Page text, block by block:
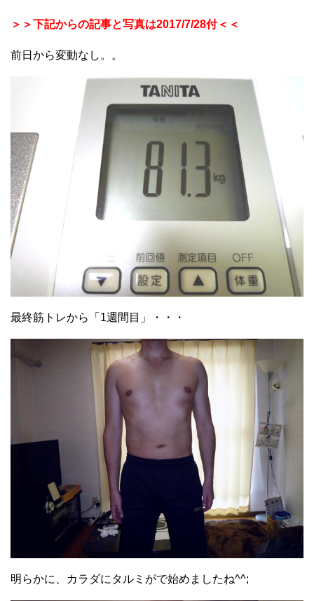
＞＞下記からの記事と写真は2017/7/28付＜＜
前日から変動なし。。
最終筋トレから「1週間目」・・・
明らかに、カラダにタルミがで始めましたね^^;